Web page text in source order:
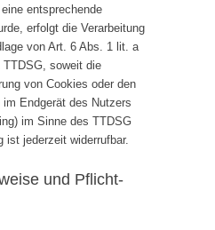
entsprechende
erfolgt die Verarbeitung
von Art. 6 Abs. 1 lit. a
TTDSG, soweit die
von Cookies oder den
Endgerät des Nutzers
im Sinne des TTDSG
ist jederzeit widerrufbar.
und Pflicht­